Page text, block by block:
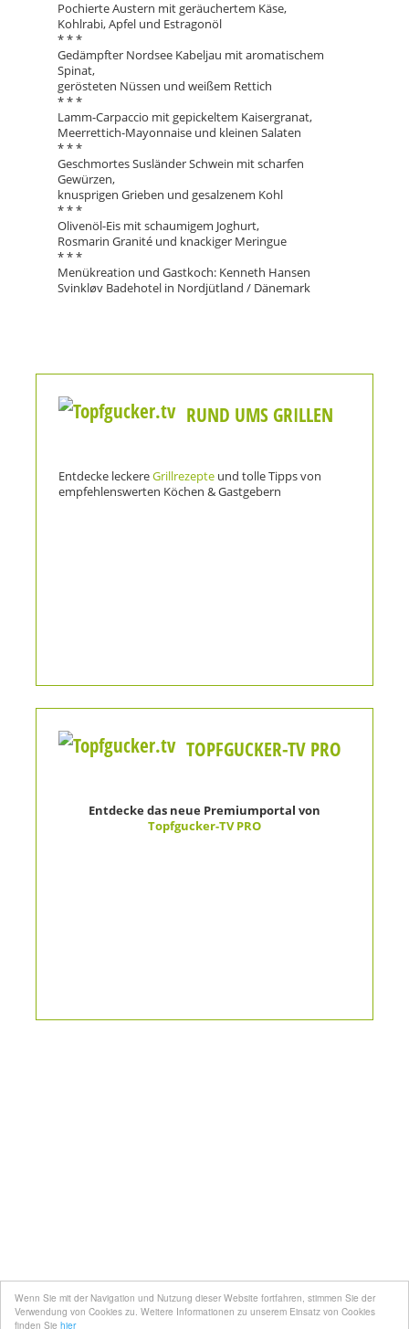
Wenn Sie mit der Navigation und Nutzung dieser Website fortfahren, stimmen Sie der
Verwendung von Cookies zu. Weitere Informationen zu unserem Einsatz von Cookies
finden Sie hier
Pochierte Austern mit geräuchertem Käse,
Kohlrabi, Apfel und Estragonöl
* * *
Gedämpfter Nordsee Kabeljau mit aromatischem
Spinat,
gerösteten Nüssen und weißem Rettich
* * *
Lamm-Carpaccio mit gepickeltem Kaisergranat,
Meerrettich-Mayonnaise und kleinen Salaten
* * *
Geschmortes Susländer Schwein mit scharfen
Gewürzen,
knusprigen Grieben und gesalzenem Kohl
* * *
Olivenöl-Eis mit schaumigem Joghurt,
Rosmarin Granité und knackiger Meringue
* * *
Menükreation und Gastkoch: Kenneth Hansen
Svinkløv Badehotel in Nordjütland / Dänemark
RUND UMS GRILLEN
Entdecke leckereGrillrezepte und tolle Tipps von
empfehlenswerten Köchen & Gastgebern
TOPFGUCKER-TV PRO
Entdecke das neue Premiumportal von
Topfgucker-TV PRO
Topfgucker werden
Über uns